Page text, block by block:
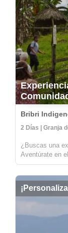
Bribri
2 Días | Granja
¿Buscas una
Aventúrate en
la parte alta del
comunidad de